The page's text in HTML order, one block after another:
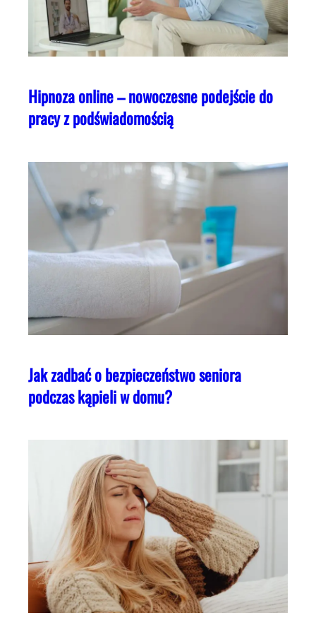
Hipnoza online – nowoczesne podejście do
pracy z podświadomością
Jak zadbać o bezpieczeństwo seniora
podczas kąpieli w domu?